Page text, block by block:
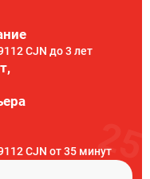
CJN до 3 лет
CJN от 35 минут